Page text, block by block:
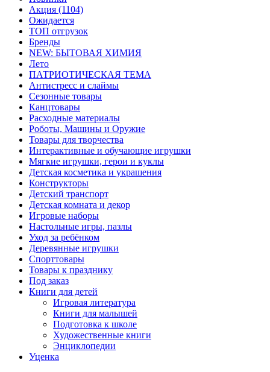
Акция (1104)
Ожидается
ТОП отгрузок
Бренды
NEW: БЫТОВАЯ ХИМИЯ
Лето
ПАТРИОТИЧЕСКАЯ ТЕМА
Антистресс и слаймы
Сезонные товары
Канцтовары
Расходные материалы
Роботы, Машины и Оружие
Товары для творчества
Интерактивные и обучающие игрушки
Мягкие игрушки, герои и куклы
Детская косметика и украшения
Конструкторы
Детский транспорт
Детская комната и декор
Игровые наборы
Настольные игры, пазлы
Уход за ребёнком
Деревянные игрушки
Спорттовары
Товары к празднику
Под заказ
Книги для детей
Игровая литература
Книги для малышей
Подготовка к школе
Художественные книги
Энциклопедии
Уценка